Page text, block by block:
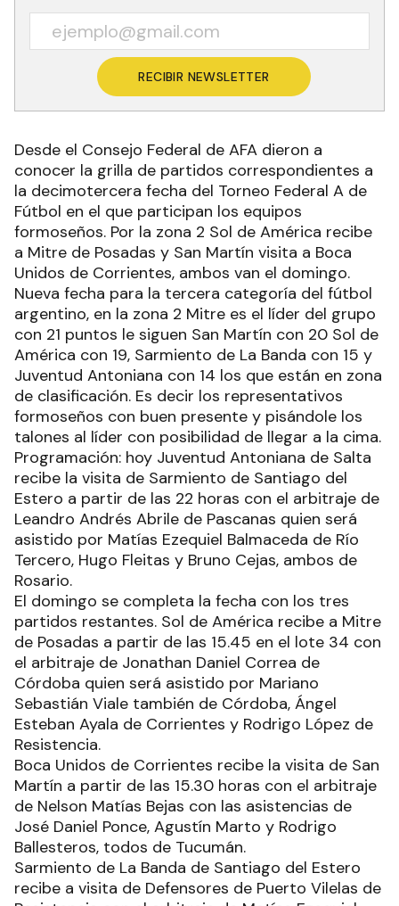
RECIBIR NEWSLETTER
Desde el Consejo Federal de AFA dieron a
conocer la grilla de partidos correspondientes a
la decimotercera fecha del Torneo Federal A de
Fútbol en el que participan los equipos
formoseños. Por la zona 2 Sol de América recibe
a Mitre de Posadas y San Martín visita a Boca
Unidos de Corrientes, ambos van el domingo.
Nueva fecha para la tercera categoría del fútbol
argentino, en la zona 2 Mitre es el líder del grupo
con 21 puntos le siguen San Martín con 20 Sol de
América con 19, Sarmiento de La Banda con 15 y
Juventud Antoniana con 14 los que están en zona
de clasificación. Es decir los representativos
formoseños con buen presente y pisándole los
talones al líder con posibilidad de llegar a la cima.
Programación: hoy Juventud Antoniana de Salta
recibe la visita de Sarmiento de Santiago del
Estero a partir de las 22 horas con el arbitraje de
Leandro Andrés Abrile de Pascanas quien será
asistido por Matías Ezequiel Balmaceda de Río
Tercero, Hugo Fleitas y Bruno Cejas, ambos de
Rosario.
El domingo se completa la fecha con los tres
partidos restantes. Sol de América recibe a Mitre
de Posadas a partir de las 15.45 en el lote 34 con
el arbitraje de Jonathan Daniel Correa de
Córdoba quien será asistido por Mariano
Sebastián Viale también de Córdoba, Ángel
Esteban Ayala de Corrientes y Rodrigo López de
Resistencia.
Boca Unidos de Corrientes recibe la visita de San
Martín a partir de las 15.30 horas con el arbitraje
de Nelson Matías Bejas con las asistencias de
José Daniel Ponce, Agustín Marto y Rodrigo
Ballesteros, todos de Tucumán.
Sarmiento de La Banda de Santiago del Estero
recibe a visita de Defensores de Puerto Vilelas de